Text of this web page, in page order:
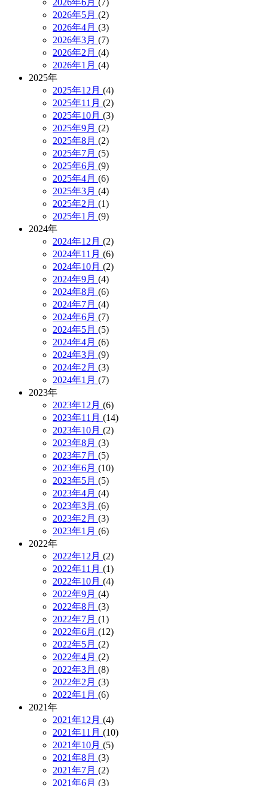
2026年6月 (7)
2026年5月 (2)
2026年4月 (3)
2026年3月 (7)
2026年2月 (4)
2026年1月 (4)
2025年
2025年12月 (4)
2025年11月 (2)
2025年10月 (3)
2025年9月 (2)
2025年8月 (2)
2025年7月 (5)
2025年6月 (9)
2025年4月 (6)
2025年3月 (4)
2025年2月 (1)
2025年1月 (9)
2024年
2024年12月 (2)
2024年11月 (6)
2024年10月 (2)
2024年9月 (4)
2024年8月 (6)
2024年7月 (4)
2024年6月 (7)
2024年5月 (5)
2024年4月 (6)
2024年3月 (9)
2024年2月 (3)
2024年1月 (7)
2023年
2023年12月 (6)
2023年11月 (14)
2023年10月 (2)
2023年8月 (3)
2023年7月 (5)
2023年6月 (10)
2023年5月 (5)
2023年4月 (4)
2023年3月 (6)
2023年2月 (3)
2023年1月 (6)
2022年
2022年12月 (2)
2022年11月 (1)
2022年10月 (4)
2022年9月 (4)
2022年8月 (3)
2022年7月 (1)
2022年6月 (12)
2022年5月 (2)
2022年4月 (2)
2022年3月 (8)
2022年2月 (3)
2022年1月 (6)
2021年
2021年12月 (4)
2021年11月 (10)
2021年10月 (5)
2021年8月 (3)
2021年7月 (2)
2021年6月 (3)